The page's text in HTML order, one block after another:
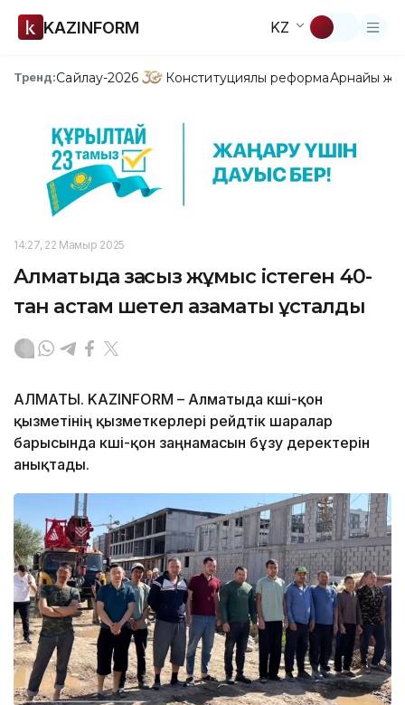
KAZINFORM KZ
Тренд:Сайлау-2026 Конституциялық реформаАрнайы
14:27, 22 Мамыр 2025
Алматыда заңсыз жұмыс істеген 40-
тан астам шетел азаматы ұсталды
АЛМАТЫ. KAZINFORM – Алматыда көші-қон
қызметінің қызметкерлері рейдтік шаралар
барысында көші-қон заңнамасын бұзу деректерін
анықтады.